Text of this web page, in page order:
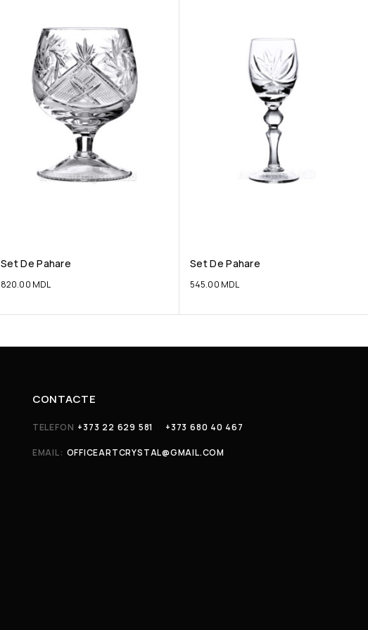
Set De Pahare
820.00 MDL
Set De Pahare
545.00 MDL
CONTACTE
TELEFON +373 22 629 581 +373 680 40 467
EMAIL: OFFICEARTCRYSTAL@GMAIL.COM